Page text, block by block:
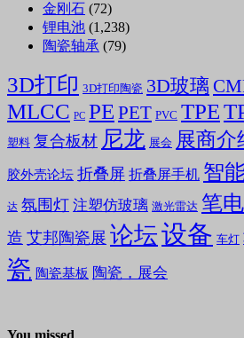
金刚石 (72)
锂电池 (1,238)
陶瓷轴承 (79)
3D打印 3D打印陶瓷 3D玻璃
MLCC PC PE PET PVC TPE
塑料 复合板材 尼龙 展会 展商介
胶外壳论坛 折叠屏 折叠屏手机 智
达 氛围灯 注塑仿玻璃 激光雷达 笔电
造 艾邦陶瓷展 论坛设备 车灯
瓷 陶瓷基板 陶瓷，展会